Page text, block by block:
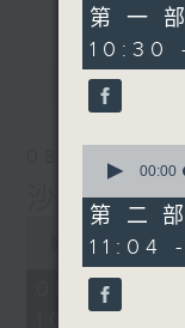
最新
08/08/2026
沙地聯
seconds
00:00
08/08/
23
30
第一
10:30
52
34
00:00
第二
11:04